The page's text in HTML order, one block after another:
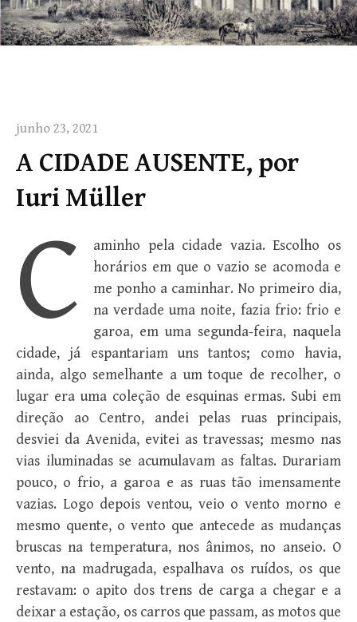
junho 23, 2021
A CIDADE AUSENTE, por
Iuri Müller
C
aminho pela cidade vazia. Escolho os
horários em que o vazio se acomoda e
me ponho a caminhar. No primeiro dia,
na verdade uma noite, fazia frio: frio e
garoa, em uma segunda-feira, naquela
cidade, já espantariam uns tantos; como havia,
ainda, algo semelhante a um toque de recolher, o
lugar era uma coleção de esquinas ermas. Subi em
direção ao Centro, andei pelas ruas principais,
desviei da Avenida, evitei as travessas; mesmo nas
vias iluminadas se acumulavam as faltas. Durariam
pouco, o frio, a garoa e as ruas tão imensamente
vazias. Logo depois ventou, veio o vento morno e
mesmo quente, o vento que antecede as mudanças
bruscas na temperatura, nos ânimos, no anseio. O
vento, na madrugada, espalhava os ruídos, os que
restavam: o apito dos trens de carga a chegar e a
deixar a estação, os carros que passam, as motos que